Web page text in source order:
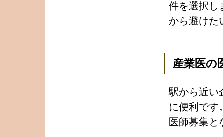
件を選択し
から避けた
産業医の
駅から近い
に便利です
医師募集と